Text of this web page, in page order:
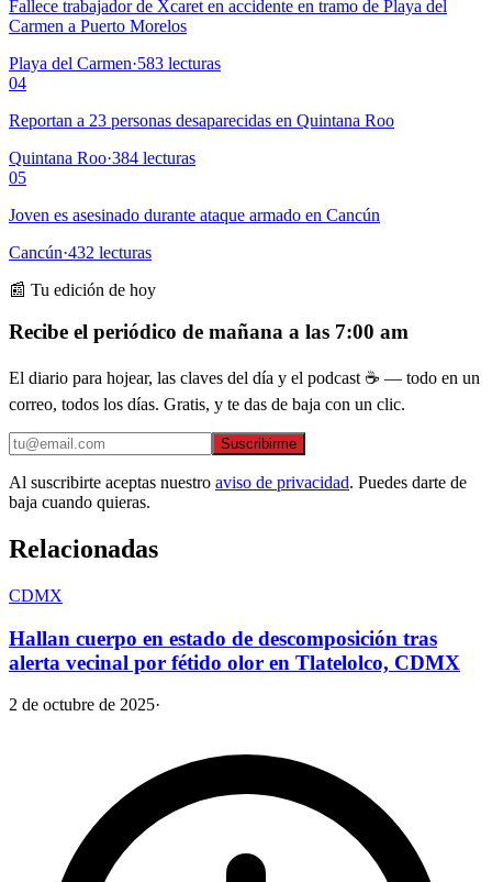
Fallece trabajador de Xcaret en accidente en tramo de Playa del
Carmen a Puerto Morelos
Playa del Carmen·583 lecturas
04
Reportan a 23 personas desaparecidas en Quintana Roo
Quintana Roo·384 lecturas
05
Joven es asesinado durante ataque armado en Cancún
Cancún·432 lecturas
📰 Tu edición de hoy
Recibe el periódico de mañana a las 7:00 am
El diario para hojear, las claves del día y el podcast ☕ — todo en un
correo, todos los días. Gratis, y te das de baja con un clic.
Suscribirme
Al suscribirte aceptas nuestro aviso de privacidad. Puedes darte de
baja cuando quieras.
Relacionadas
CDMX
Hallan cuerpo en estado de descomposición tras
alerta vecinal por fétido olor en Tlatelolco, CDMX
2 de octubre de 2025·